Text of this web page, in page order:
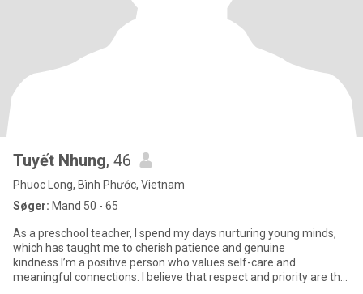
Tuyết Nhung, 46
Phuoc Long, Bình Phước, Vietnam
Søger: Mand 50 - 65
As a preschool teacher, I spend my days nurturing young minds,
which has taught me to cherish patience and genuine
kindness.I’m a positive person who values self-care and
meaningful connections. I believe that respect and priority are the